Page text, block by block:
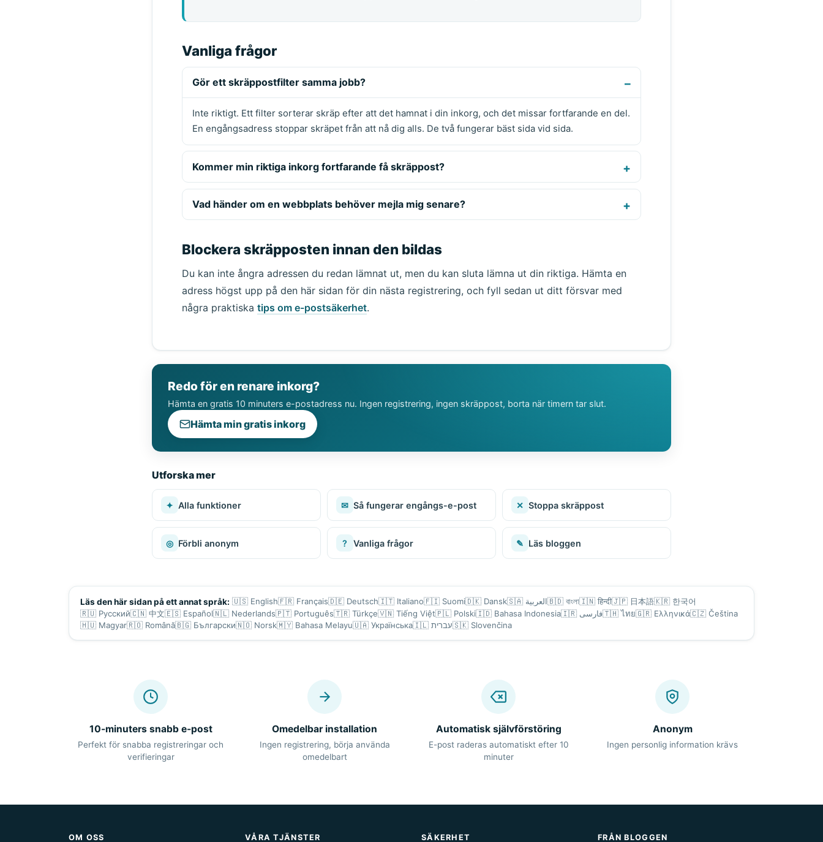
Vanliga frågor
Gör ett skräppostfilter samma jobb?
Inte riktigt. Ett filter sorterar skräp efter att det hamnat i din inkorg, och det missar fortfarande en del.
En engångsadress stoppar skräpet från att nå dig alls. De två fungerar bäst sida vid sida.
Kommer min riktiga inkorg fortfarande få skräppost?
Vad händer om en webbplats behöver mejla mig senare?
Blockera skräpposten innan den bildas
Du kan inte ångra adressen du redan lämnat ut, men du kan sluta lämna ut din riktiga. Hämta en
adress högst upp på den här sidan för din nästa registrering, och fyll sedan ut ditt försvar med
några praktiska tips om e-postsäkerhet.
Redo för en renare inkorg?
Hämta en gratis 10 minuters e-postadress nu. Ingen registrering, ingen skräppost, borta när timern tar slut.
Hämta min gratis inkorg
Utforska mer
✦ Alla funktioner ✉ Så fungerar engångs-e-post ✕ Stoppa skräppost
◎ Förbli anonym ? Vanliga frågor ✎ Läs bloggen
Läs den här sidan på ett annat språk: 🇺🇸 English🇫🇷 Français🇩🇪 Deutsch🇮🇹 Italiano🇫🇮 Suomi🇩🇰 Dansk🇸🇦 العربية🇧🇩বাংলা🇮🇳हिन्दी🇯🇵 日本語🇰🇷 한국어
🇷🇺 Русский🇨🇳 中文🇪🇸 Español🇳🇱 Nederlands🇵🇹 Português🇹🇷 Türkçe🇻🇳 Tiếng Việt🇵🇱 Polski🇮🇩 Bahasa Indonesia🇮🇷 فارسی🇹🇭ไทย🇬🇷 Ελληνικά🇨🇿 Čeština
🇭🇺 Magyar🇷🇴 Română🇧🇬 Български🇳🇴 Norsk🇲🇾 Bahasa Melayu🇺🇦 Українська🇮🇱 עברית🇸🇰 Slovenčina
10-minuters snabb e-post
Perfekt för snabba registreringar och
verifieringar
Omedelbar installation
Ingen registrering, börja använda
omedelbart
Automatisk självförstöring
E-post raderas automatiskt efter 10
minuter
Anonym
Ingen personlig information krävs
OM OSS VÅRA TJÄNSTER SÄKERHET FRÅN BLOGGEN